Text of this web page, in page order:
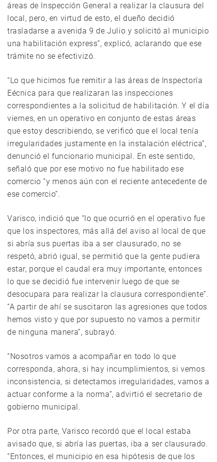
áreas de Inspección General a realizar la clausura del
local, pero, en virtud de esto, el dueño decidió
trasladarse a avenida 9 de Julio y solicitó al municipio
una habilitación express”, explicó, aclarando que ese
trámite no se efectivizó.
“Lo que hicimos fue remitir a las áreas de Inspectoría
Eécnica para que realizaran las inspecciones
correspondientes a la solicitud de habilitación. Y el día
viernes, en un operativo en conjunto de estas áreas
que estoy describiendo, se verificó que el local tenía
irregularidades justamente en la instalación eléctrica”,
denunció el funcionario municipal. En este sentido,
señaló que por ese motivo no fue habilitado ese
comercio “y menos aún con el reciente antecedente de
ese comercio”.
Varisco, indició que “lo que ocurrió en el operativo fue
que los inspectores, más allá del aviso al local de que
si abría sus puertas iba a ser clausurado, no se
respetó, abrió igual, se permitió que la gente pudiera
estar, porque el caudal era muy importante, entonces
lo que se decidió fue intervenir luego de que se
desocupara para realizar la clausura correspondiente”.
“A partir de ahí se suscitaron las agresiones que todos
hemos visto y que por supuesto no vamos a permitir
de ninguna manera”, subrayó.
“Nosotros vamos a acompañar en todo lo que
corresponda, ahora, si hay incumplimientos, si vemos
inconsistencia, si detectamos irregularidades, vamos a
actuar conforme a la norma”, advirtió el secretario de
gobierno municipal.
Por otra parte, Varisco recordó que el local estaba
avisado que, si abría las puertas, iba a ser clausurado.
“Entonces, el municipio en esa hipótesis de que los